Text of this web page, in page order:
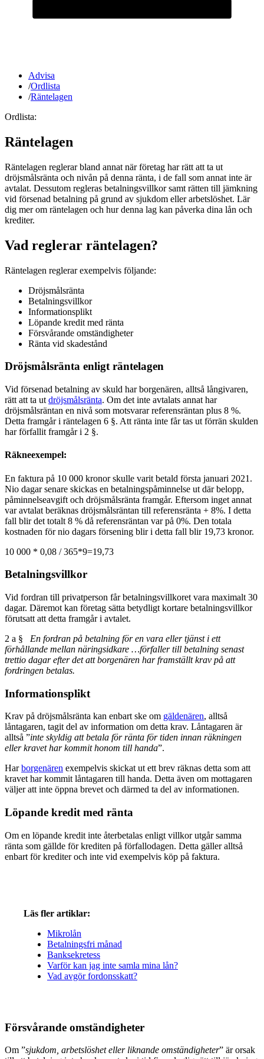
Advisa
/Ordlista
/Räntelagen
Ordlista:
Räntelagen
Räntelagen reglerar bland annat när företag har rätt att ta ut
dröjsmålsränta och nivån på denna ränta, i de fall som annat inte är
avtalat. Dessutom regleras betalningsvillkor samt rätten till jämkning
vid försenad betalning på grund av sjukdom eller arbetslöshet. Lär
dig mer om räntelagen och hur denna lag kan påverka dina lån och
krediter.
Vad reglerar räntelagen?
Räntelagen reglerar exempelvis följande:
Dröjsmålsränta
Betalningsvillkor
Informationsplikt
Löpande kredit med ränta
Försvårande omständigheter
Ränta vid skadestånd
Dröjsmålsränta enligt räntelagen
Vid försenad betalning av skuld har borgenären, alltså långivaren,
rätt att ta ut dröjsmålsränta. Om det inte avtalats annat har
dröjsmålsräntan en nivå som motsvarar referensräntan plus 8 %.
Detta framgår i räntelagen 6 §. Att ränta inte får tas ut förrän skulden
har förfallit framgår i 2 §.
Räkneexempel:
En faktura på 10 000 kronor skulle varit betald första januari 2021.
Nio dagar senare skickas en betalningspåminnelse ut där belopp,
påminnelseavgift och dröjsmålsränta framgår. Eftersom inget annat
var avtalat beräknas dröjsmålsräntan till referensränta + 8%. I detta
fall blir det totalt 8 % då referensräntan var på 0%. Den totala
kostnaden för nio dagars försening blir i detta fall blir 19,73 kronor.
10 000 * 0,08 / 365*9=19,73
Betalningsvillkor
Vid fordran till privatperson får betalningsvillkoret vara maximalt 30
dagar. Däremot kan företag sätta betydligt kortare betalningsvillkor
förutsatt att detta framgår i avtalet.
2 a § En fordran på betalning för en vara eller tjänst i ett
förhållande mellan näringsidkare …förfaller till betalning senast
trettio dagar efter det att borgenären har framställt krav på att
fordringen betalas.
Informationsplikt
Krav på dröjsmålsränta kan enbart ske om gäldenären, alltså
låntagaren, tagit del av information om detta krav. Låntagaren är
alltså ”inte skyldig att betala för ränta för tiden innan räkningen
eller kravet har kommit honom till handa”.
Harborgenären exempelvis skickat ut ett brev räknas detta som att
kravet har kommit låntagaren till handa. Detta även om mottagaren
väljer att inte öppna brevet och därmed ta del av informationen.
Löpande kredit med ränta
Om en löpande kredit inte återbetalas enligt villkor utgår samma
ränta som gällde för krediten på förfallodagen. Detta gäller alltså
enbart för krediter och inte vid exempelvis köp på faktura.
Läs fler artiklar:
Mikrolån
Betalningsfri månad
Banksekretess
Varför kan jag inte samla mina lån?
Vad avgör fordonsskatt?
Försvårande omständigheter
Om ”sjukdom, arbetslöshet eller liknande omständigheter” är orsak